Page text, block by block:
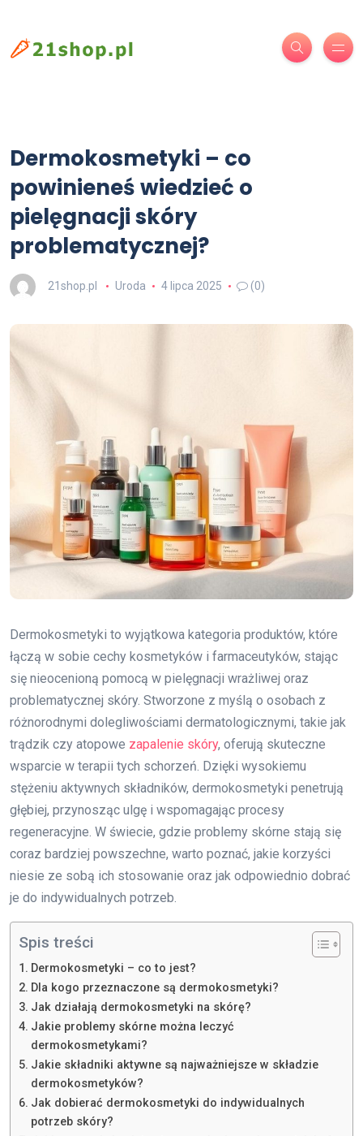
Dermokosmetyki – co
powinieneś wiedzieć o
pielęgnacji skóry
problematycznej?
21shop.pl Uroda 4 lipca 2025 (0)
Dermokosmetyki to wyjątkowa kategoria produktów, które
łączą w sobie cechy kosmetyków i farmaceutyków, stając
się nieocenioną pomocą w pielęgnacji wrażliwej oraz
problematycznej skóry. Stworzone z myślą o osobach z
różnorodnymi dolegliwościami dermatologicznymi, takie jak
trądzik czy atopowe zapalenie skóry, oferują skuteczne
wsparcie w terapii tych schorzeń. Dzięki wysokiemu
stężeniu aktywnych składników, dermokosmetyki penetrują
głębiej, przynosząc ulgę i wspomagając procesy
regeneracyjne. W świecie, gdzie problemy skórne stają się
coraz bardziej powszechne, warto poznać, jakie korzyści
niesie ze sobą ich stosowanie oraz jak odpowiednio dobrać
je do indywidualnych potrzeb.
Spis treści
Dermokosmetyki – co to jest?
Dla kogo przeznaczone są dermokosmetyki?
Jak działają dermokosmetyki na skórę?
Jakie problemy skórne można leczyć
dermokosmetykami?
Jakie składniki aktywne są najważniejsze w składzie
dermokosmetyków?
Jak dobierać dermokosmetyki do indywidualnych
potrzeb skóry?